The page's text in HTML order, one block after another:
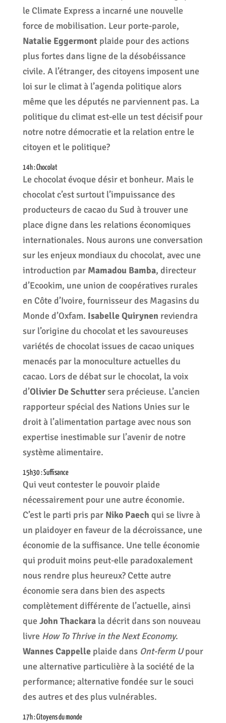
le Climate Express a incarné une nouvelle
force de mobilisation. Leur porte-parole,
Natalie Eggermontplaide pour des actions
plus fortes dans ligne de la désobéissance
civile. A l’étranger, des citoyens imposent une
loi sur le climat à l’agenda politique alors
même que les députés ne parviennent pas. La
politique du climat est-elle un test décisif pour
notre notre démocratie et la relation entre le
citoyen et le politique?
14h : Chocolat
Le chocolat évoque désir et bonheur. Mais le
chocolat c’est surtout l’impuissance des
producteurs de cacao du Sud à trouver une
place digne dans les relations économiques
internationales. Nous aurons une conversation
sur les enjeux mondiaux du chocolat, avec une
introduction parMamadou Bamba, directeur
d’Ecookim, une union de coopératives rurales
en Côte d’Ivoire, fournisseur des Magasins du
Monde d’Oxfam. Isabelle Quirynen reviendra
sur l’origine du chocolat et les savoureuses
variétés de chocolat issues de cacao uniques
menacés par la monoculture actuelles du
cacao. Lors de débat sur le chocolat, la voix
d’Olivier De Schuttersera précieuse. L’ancien
rapporteur spécial des Nations Unies sur le
droit à l’alimentation partage avec nous son
expertise inestimable sur l’avenir de notre
système alimentaire.
15h30 : Suffisance
Qui veut contester le pouvoir plaide
nécessairement pour une autre économie.
C’est le parti pris par Niko Paech qui se livre à
un plaidoyer en faveur de la décroissance, une
économie de la suffisance. Une telle économie
qui produit moins peut-elle paradoxalement
nous rendre plus heureux? Cette autre
économie sera dans bien des aspects
complètement différente de l’actuelle, ainsi
que John Thackarala décrit dans son nouveau
livre How To Thrive in the Next Economy.
Wannes Cappelleplaide dans Ont-ferm Upour
une alternative particulière à la société de la
performance; alternative fondée sur le souci
des autres et des plus vulnérables.
17h : Citoyens du monde